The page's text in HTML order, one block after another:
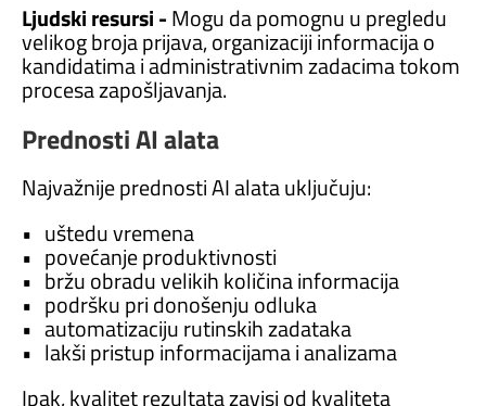
Ljudski resursi -Mogu da pomognu u pregledu
velikog broja prijava, organizaciji informacija o
kandidatima i administrativnim zadacima tokom
procesa zapošljavanja.
Prednosti AI alata
Najvažnije prednosti AI alata uključuju:
• uštedu vremena
• povećanje produktivnosti
• bržu obradu velikih količina informacija
• podršku pri donošenju odluka
• automatizaciju rutinskih zadataka
• lakši pristup informacijama i analizama
Ipak, kvalitet rezultata zavisi od kvaliteta